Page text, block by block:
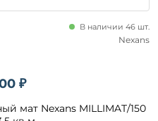
₽
мат Nexans MILLIMAT/150
В наличии 46 шт.
Nexans